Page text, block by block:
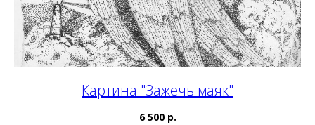
Картина "Зажечь маяк"
6 500 р.